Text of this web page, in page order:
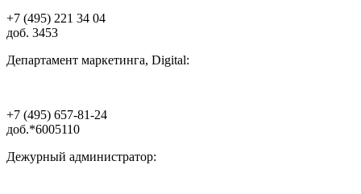
+7 (495) 221 34 04
доб. 3453
Департамент маркетинга, Digital:
+7 (495) 657-81-24
доб.*6005110
Дежурный администратор: